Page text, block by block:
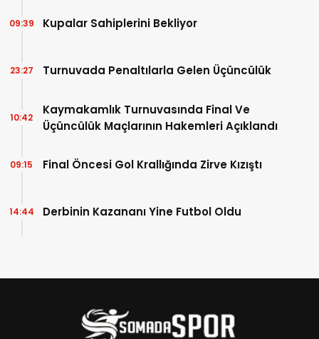
Kupalar Sahiplerini Bekliyor
09:39
Turnuvada Penaltılarla Gelen Üçüncülük
23:27
Kaymakamlık Turnuvasında Final Ve
Üçüncülük Maçlarının Hakemleri Açıklandı
10:42
Final Öncesi Gol Krallığında Zirve Kızıştı
09:15
Derbinin Kazananı Yine Futbol Oldu
14:44